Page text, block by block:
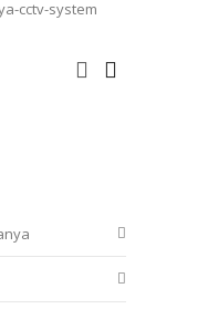
cctv-system